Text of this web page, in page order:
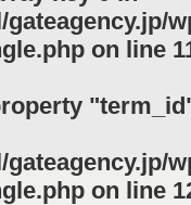
on line
on line